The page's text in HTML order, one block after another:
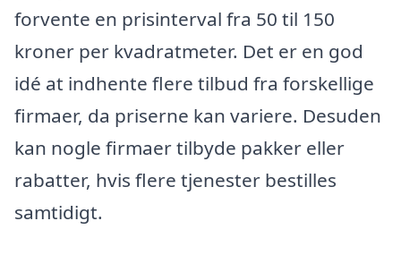
forvente en prisinterval fra 50 til 150
kroner per kvadratmeter. Det er en god
idé at indhente flere tilbud fra forskellige
firmaer, da priserne kan variere. Desuden
kan nogle firmaer tilbyde pakker eller
rabatter, hvis flere tjenester bestilles
samtidigt.